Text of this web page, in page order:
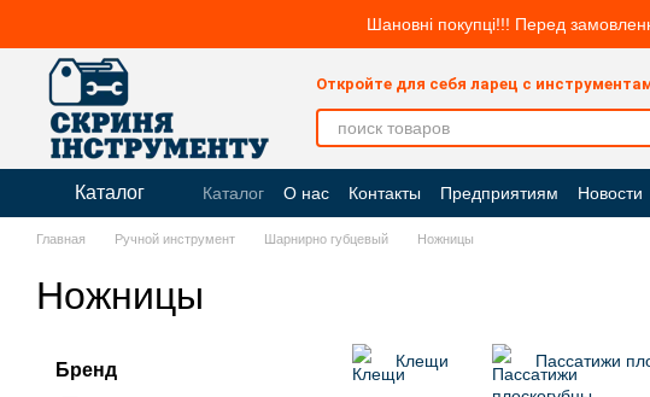
Шановні покупці!!! Перед
Откройте для себя ларец с
Каталог Каталог О нас Контакты Предприятиям Новости
Главная Ручной инструмент Шарнирно губцевый Ножницы
Ножницы
Клещи Пассатижи
Бренд